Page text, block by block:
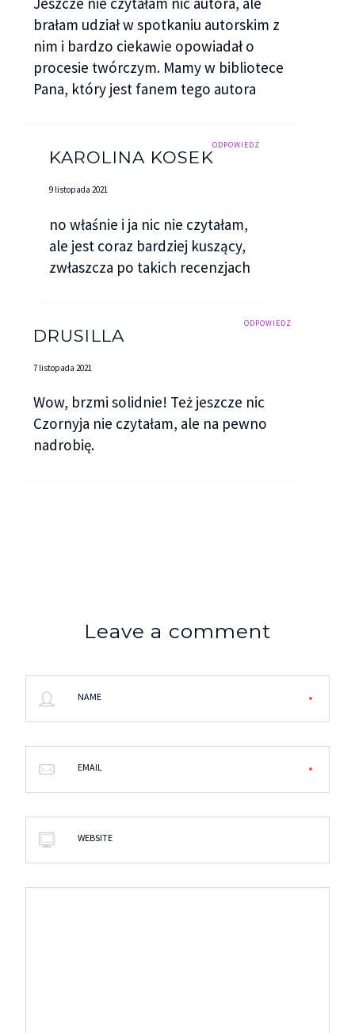
brałam udział w spotkaniu autorskim z
nim i bardzo ciekawie opowiadał o
procesie twórczym. Mamy w bibliotece
Pana, który jest fanem tego autora
ODPOWIEDZ
KAROLINA KOSEK
9 listopada 2021
no właśnie i ja nic nie czytałam,
ale jest coraz bardziej kuszący,
zwłaszcza po takich recenzjach
ODPOWIEDZ
DRUSILLA
7 listopada 2021
Wow, brzmi solidnie! Też jeszcze nic
Czornyja nie czytałam, ale na pewno
nadrobię.
Leave a comment
NAME
EMAIL
WEBSITE